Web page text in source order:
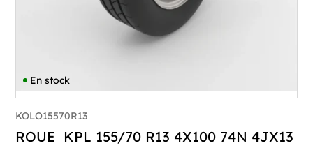
En stock
KOLO15570R13
ROUE KPL 155/70 R13 4X100 74N 4JX13